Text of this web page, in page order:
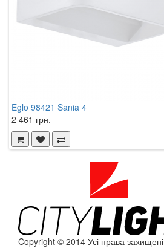
Eglo 98421 Sania 4
2 461 грн.
Copyright © 2014 Усі права захищені